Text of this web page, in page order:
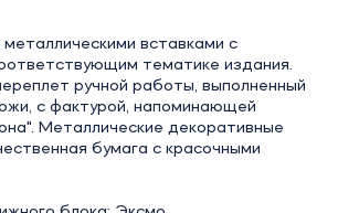
вставками с
тематике издания.
ручной работы, выполненный
с фактурой, напоминающей
Металлические декоративные
бумага с красочными